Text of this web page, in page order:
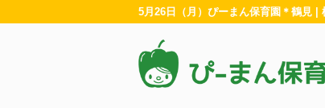
5月26日（月）ぴーまん保育園＊鶴見 |